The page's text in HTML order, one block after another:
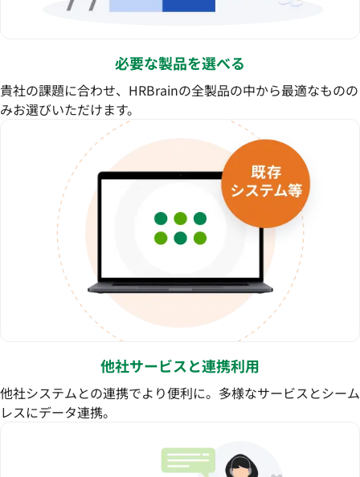
必要な製品を選べる
貴社の課題に合わせ、HRBrainの全製品の中から最適なものの
みお選びいただけます。
他社サービスと連携利用
他社システムとの連携でより便利に。多様なサービスとシーム
レスにデータ連携。